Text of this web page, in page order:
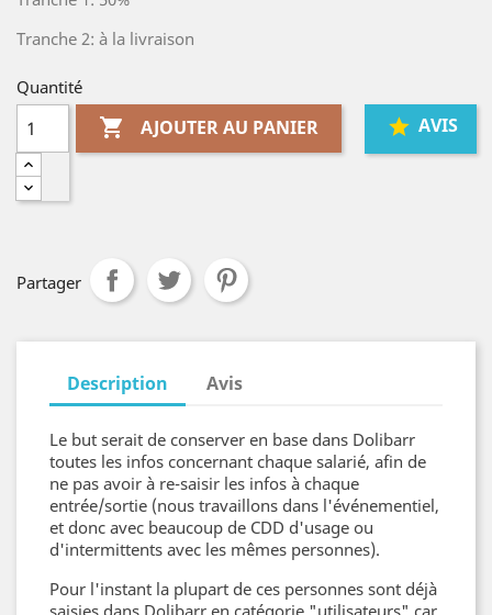
Tranche 2: à la livraison
Quantité
 AJOUTER AU PANIER AVIS
Partager
Description Avis
Le but serait de conserver en base dans Dolibarr
toutes les infos concernant chaque salarié, afin de
ne pas avoir à re-saisir les infos à chaque
entrée/sortie (nous travaillons dans l'événementiel,
et donc avec beaucoup de CDD d'usage ou
d'intermittents avec les mêmes personnes).
Pour l'instant la plupart de ces personnes sont déjà
saisies dans Dolibarr en catégorie "utilisateurs" car